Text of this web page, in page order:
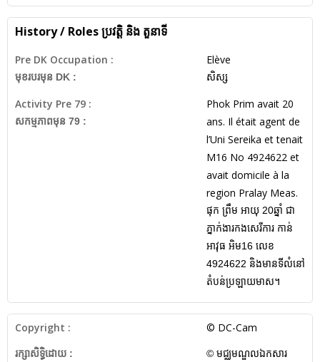
History / Roles ប្រវត្តិ និង តួនាទី
Pre DK Occupation :
មុខរបរមុន DK :
Elève
សិស្ស
Activity Pre 79 :
សកម្មភាពមុន 79 :
Phok Prim avait 20
ans. Il était agent de
l’Uni Sereika et tenait
M16 No 4924622 et
avait domicile à la
region Pralay Meas.
ផុក ព្រឹម អាយុ 20ឆ្នាំ ជា
ភ្នាក់ងារកងសេរីការ កាន់
អាវុធ អិម16 លេខ
4924622 និងមានទីលំនៅ
តំបន់ប្រឡាយមាស។
Copyright : © DC-Cam
រក្សាសិទ្ធិដោយ : © មជ្ឈមណ្ឌលឯកសារ